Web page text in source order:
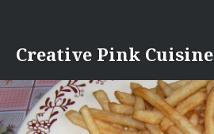
InhaltCreative Pink Cuisine